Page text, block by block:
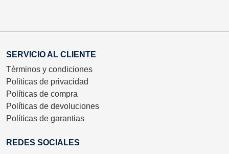
SERVICIO AL CLIENTE
Tèrminos y condiciones
Polìticas de privacidad
Políticas de compra
Políticas de devoluciones
Políticas de garantias
REDES SOCIALES